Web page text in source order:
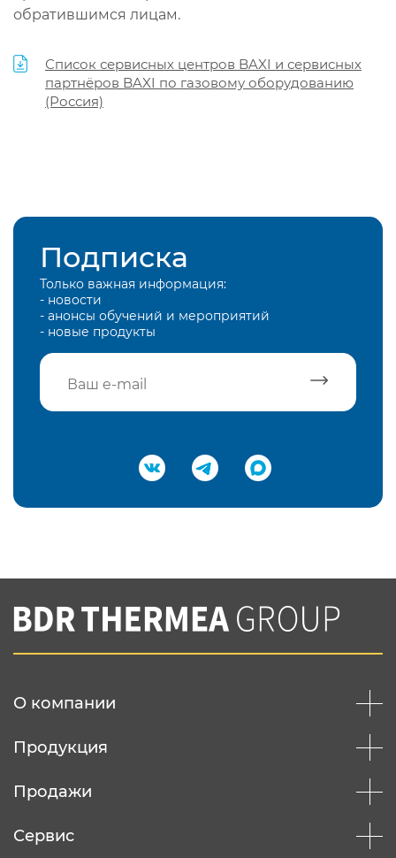
обратившимся лицам.
Список сервисных центров BAXI и сервисных
партнёров BAXI по газовому оборудованию
(Россия)
Подписка
Только важная информация:
- новости
- анонсы обучений и мероприятий
- новые продукты
Подтвердить e-mail
Вы соглашаетесь с нашей политикой
конфеденциальности
О компании
Продукция
Продажи
Сервис